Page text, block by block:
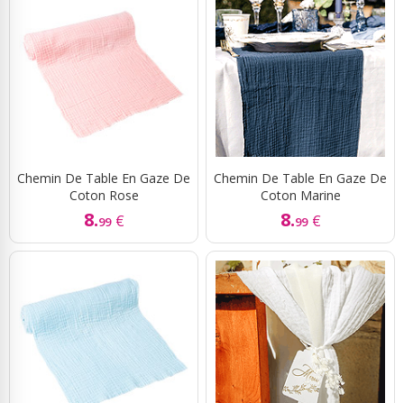
Chemin De Table En Gaze De
Coton Rose
8.99 €
Chemin De Table En Gaze De
Coton Marine
8.99 €